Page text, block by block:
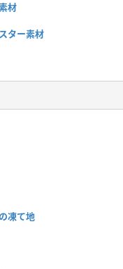
材
ター素材
凍て地